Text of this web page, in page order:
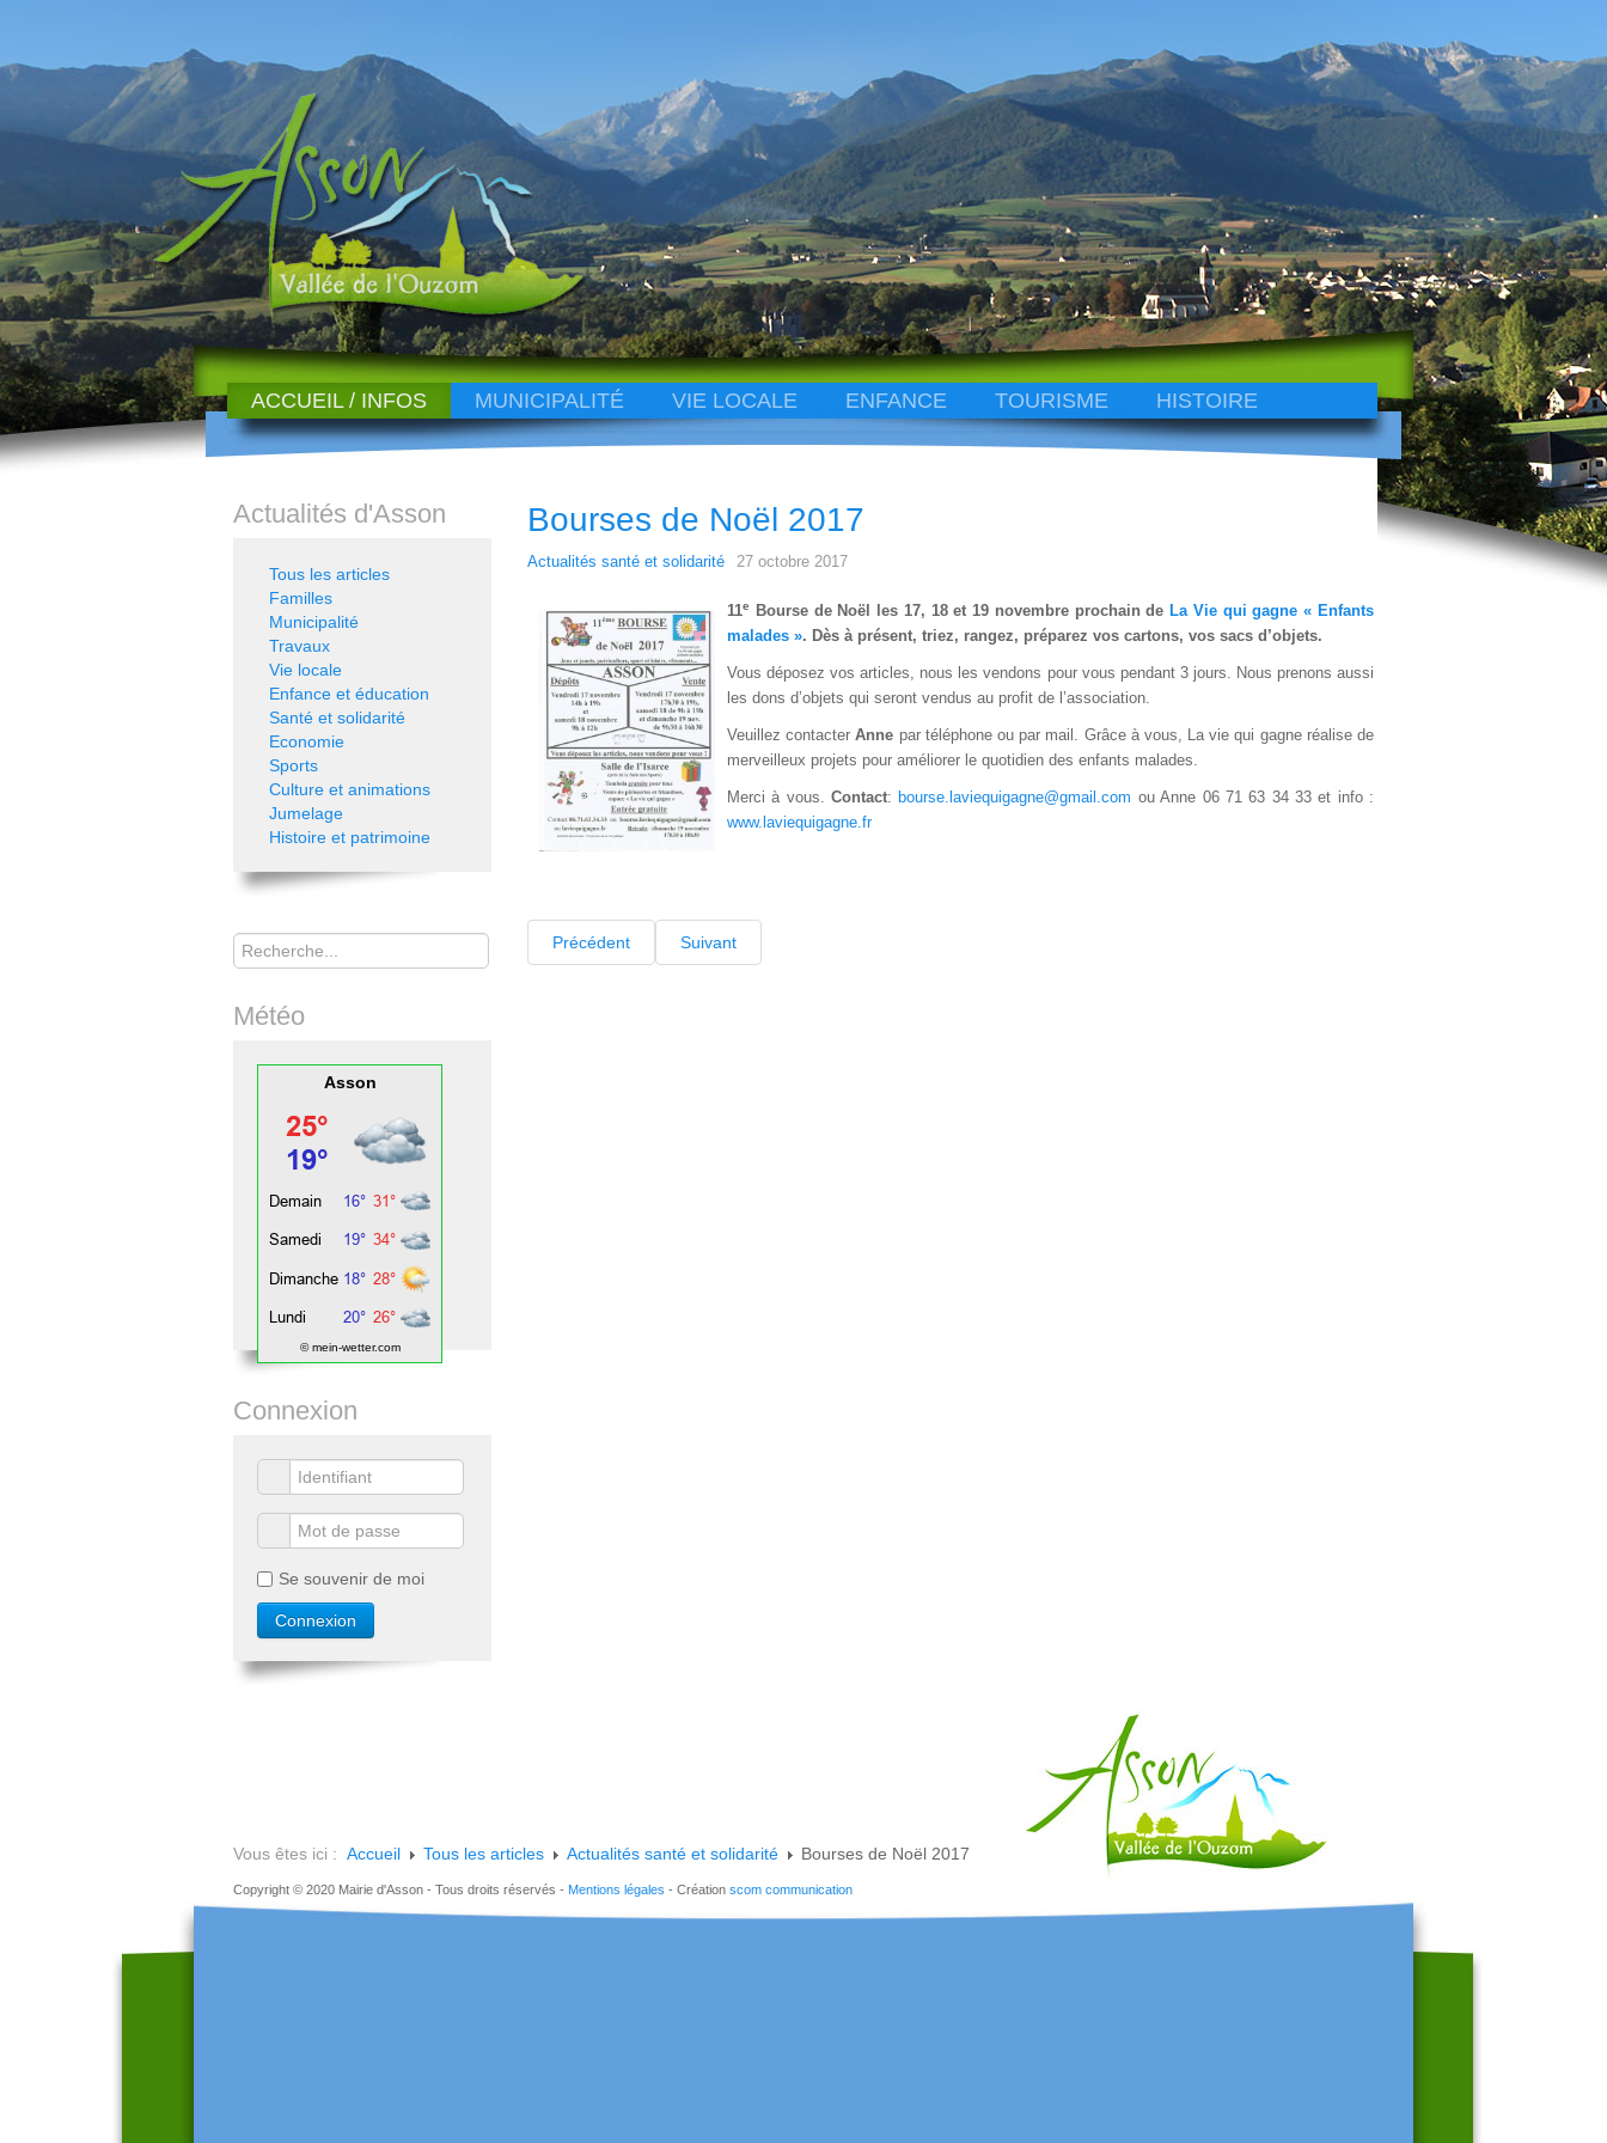
ACCUEIL / INFOS MUNICIPALITÉ VIE LOCALE ENFANCE TOURISME HISTOIRE
Bourses de Noël 2017
Actualités santé et solidarité 27 octobre 2017
11e Bourse de Noël les 17, 18 et 19 novembre prochain de La Vie qui gagne « Enfants
malades ». Dès à présent, triez, rangez, préparez vos cartons, vos sacs d’objets.
Vous déposez vos articles, nous les vendons pour vous pendant 3 jours. Nous prenons aussi
les dons d’objets qui seront vendus au profit de l’association.
Veuillez contacterAnne par téléphone ou par mail. Grâce à vous, La vie qui gagne réalise de
merveilleux projets pour améliorer le quotidien des enfants malades.
Merci à vous.Contact: bourse.laviequigagne@gmail.com ou Anne 06 71 63 34 33 et info :
www.laviequigagne.fr
Précédent Suivant
Actualités d'Asson
Tous les articles
Familles
Municipalité
Travaux
Vie locale
Enfance et éducation
Santé et solidarité
Economie
Sports
Culture et animations
Jumelage
Histoire et patrimoine
Rechercher
Météo
Asson
© mein-wetter.com
Connexion
Se souvenir de moi
Vous êtes ici : Accueil Tous les articles Actualités santé et solidarité Bourses de Noël 2017
Copyright © 2020 Mairie d'Asson - Tous droits réservés - Mentions légales - Création scom communication